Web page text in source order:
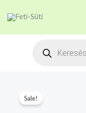
content
Products
Sale!
étcsokoládé
A mélyhűtött
csakis saját